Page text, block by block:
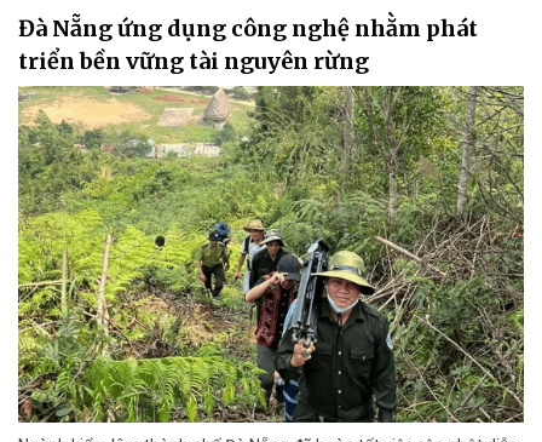
Đà Nẵng ứng dụng công nghệ nhằm phát
triển bền vững tài nguyên rừng